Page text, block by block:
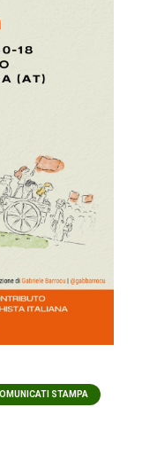
STAMPA